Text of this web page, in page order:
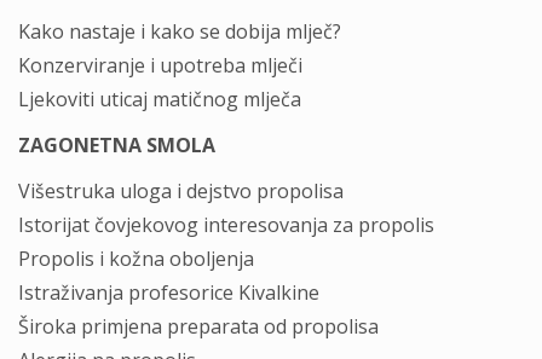
Kako nastaje i kako se dobija mlječ?
Konzerviranje i upotreba mlječi
Ljekoviti uticaj matičnog mlječa
ZAGONETNA SMOLA
Višestruka uloga i dejstvo propolisa
Istorijat čovjekovog interesovanja za propolis
Propolis i kožna oboljenja
Istraživanja profesorice Kivalkine
Široka primjena preparata od propolisa